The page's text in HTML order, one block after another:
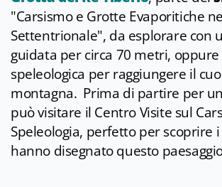
"Carsismo e Grotte Evaporitiche
Settentrionale", da esplorare con
guidata per circa 70 metri, oppure
speleologica per raggiungere il
montagna. Prima di partire per
può visitare il Centro Visite sul
Speleologia, perfetto per scoprire
hanno disegnato questo